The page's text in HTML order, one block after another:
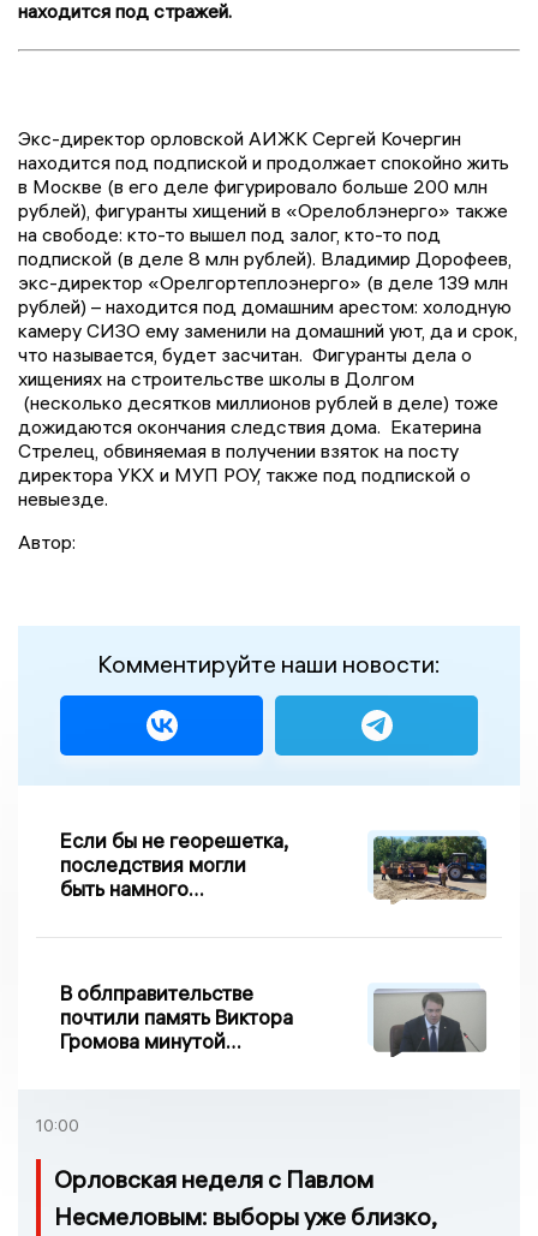
находится под стражей.
Экс-директор орловской АИЖК Сергей Кочергин
находится под подпиской и продолжает спокойно жить
в Москве (в его деле фигурировало больше 200 млн
рублей), фигуранты хищений в «Орелоблэнерго» также
на свободе: кто-то вышел под залог, кто-то под
подпиской (в деле 8 млн рублей). Владимир Дорофеев,
экс-директор «Орелгортеплоэнерго» (в деле 139 млн
рублей) – находится под домашним арестом: холодную
камеру СИЗО ему заменили на домашний уют, да и срок,
что называется, будет засчитан. Фигуранты дела о
хищениях на строительстве школы в Долгом
(несколько десятков миллионов рублей в деле) тоже
дожидаются окончания следствия дома. Екатерина
Стрелец, обвиняемая в получении взяток на посту
директора УКХ и МУП РОУ, также под подпиской о
невыезде.
Автор:
Комментируйте наши новости:
Если бы не георешетка,
последствия могли
быть намного
сходе песка на
В облправительстве
почтили память Виктора
Громова минутой
10:00
Орловская неделя с Павлом
Несмеловым: выборы уже близко,